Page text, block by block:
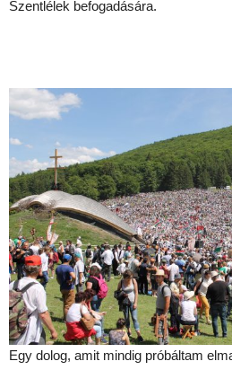
Szentlélek befogadására.
Egy dolog, amit mindig próbáltam